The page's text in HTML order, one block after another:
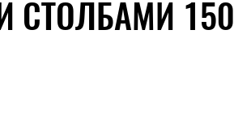
СТОЛБАМИ 150